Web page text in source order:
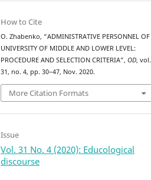
How to Cite
O. Zhabenko, “ADMINISTRATIVE PERSONNEL OF
UNIVERSITY OF MIDDLE AND LOWER LEVEL:
PROCEDURE AND SELECTION CRITERIA”,OD, vol.
31, no. 4, pp. 30–47, Nov. 2020.
More Citation Formats
Issue
Vol. 31 No. 4 (2020): Educological
discourse